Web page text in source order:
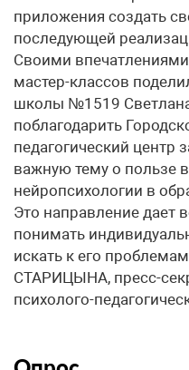
приложения создать
последующей
Своими впечатлениями
мастер-классов
школы №1519
поблагодарить
педагогический центр
важную тему о пользе
нейропсихологии в
Это направление дает
понимать
искать к его
СТАРИЦЫНА, пресс-
психолого-